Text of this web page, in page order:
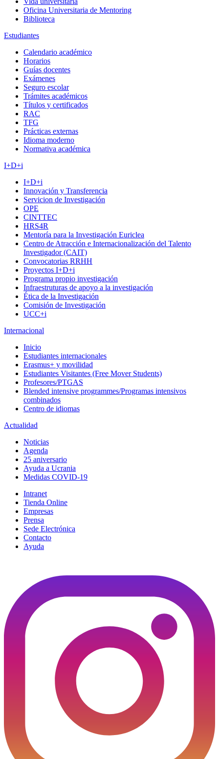
Oficina Universitaria de Mentoring
Biblioteca
Estudiantes
Calendario académico
Horarios
Guías docentes
Exámenes
Seguro escolar
Trámites académicos
Títulos y certificados
RAC
TFG
Prácticas externas
Idioma moderno
Normativa académica
I+D+i
I+D+i
Innovación y Transferencia
Servicion de Investigación
OPE
CINTTEC
HRS4R
Mentoría para la Investigación Euriclea
Centro de Atracción e Internacionalización del Talento
Investigador (CAIT)
Convocatorias RRHH
Proyectos I+D+i
Programa propio investigación
Infraestruturas de apoyo a la investigación
Ética de la Investigación
Comisión de Investigación
UCC+i
Internacional
Inicio
Estudiantes internacionales
Erasmus+ y movilidad
Estudiantes Visitantes (Free Mover Students)
Profesores/PTGAS
Blended intensive programmes/Programas intensivos
combinados
Centro de idiomas
Actualidad
Noticias
Agenda
25 aniversario
Ayuda a Ucrania
Medidas COVID-19
Intranet
Tienda Online
Empresas
Prensa
Sede Electrónica
Contacto
Ayuda